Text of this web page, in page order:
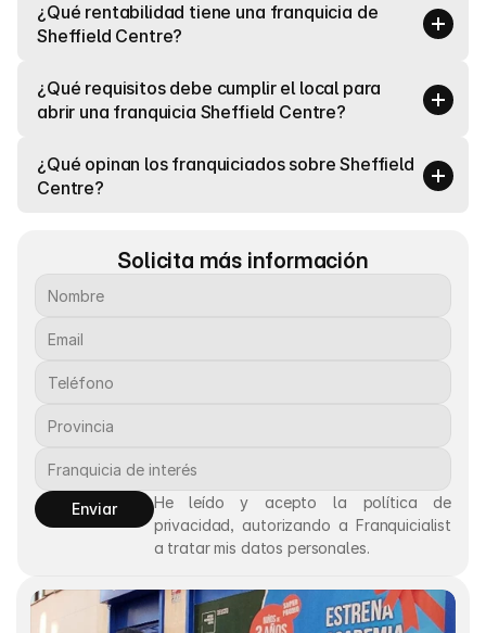
¿Qué rentabilidad tiene una franquicia de
Sheffield Centre?
¿Qué requisitos debe cumplir el local para
abrir una franquicia Sheffield Centre?
¿Qué opinan los franquiciados sobre Sheffield
Centre?
Solicita más información
Enviar
He leído y acepto la política de
privacidad, autorizando a Franquicialist
a tratar mis datos personales.